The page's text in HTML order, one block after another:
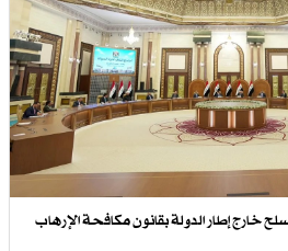
خارج إطار الدولة بقانون مكافحة الإرهاب